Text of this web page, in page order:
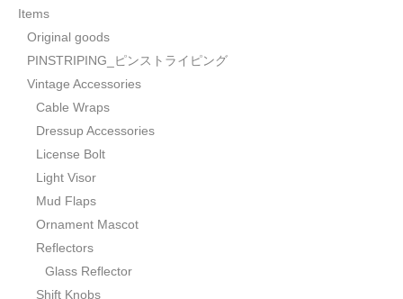
Items
Original goods
PINSTRIPING_ピンストライピング
Vintage Accessories
Cable Wraps
Dressup Accessories
License Bolt
Light Visor
Mud Flaps
Ornament Mascot
Reflectors
Glass Reflector
Shift Knobs